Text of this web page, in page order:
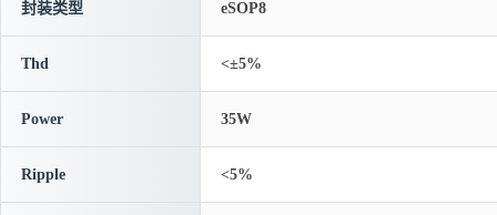
封装类型 eSOP8
Thd <±5%
Power 35W
Ripple <5%